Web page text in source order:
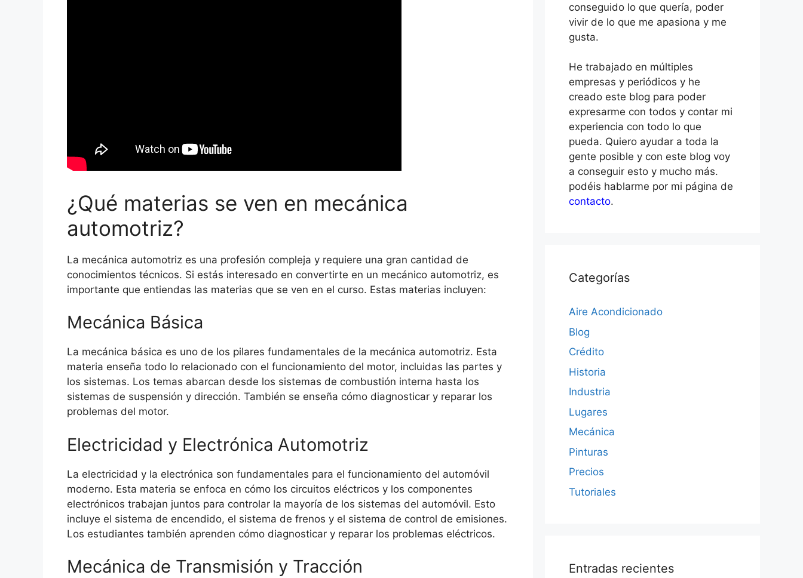
¿Qué materias se ven en mecánica
automotriz?
La mecánica automotriz es una profesión compleja y requiere una gran cantidad de
conocimientos técnicos. Si estás interesado en convertirte en un mecánico automotriz, es
importante que entiendas las materias que se ven en el curso. Estas materias incluyen:
Mecánica Básica
La mecánica básica es uno de los pilares fundamentales de la mecánica automotriz. Esta
materia enseña todo lo relacionado con el funcionamiento del motor, incluidas las partes y
los sistemas. Los temas abarcan desde los sistemas de combustión interna hasta los
sistemas de suspensión y dirección. También se enseña cómo diagnosticar y reparar los
problemas del motor.
Electricidad y Electrónica Automotriz
La electricidad y la electrónica son fundamentales para el funcionamiento del automóvil
moderno. Esta materia se enfoca en cómo los circuitos eléctricos y los componentes
electrónicos trabajan juntos para controlar la mayoría de los sistemas del automóvil. Esto
incluye el sistema de encendido, el sistema de frenos y el sistema de control de emisiones.
Los estudiantes también aprenden cómo diagnosticar y reparar los problemas eléctricos.
Mecánica de Transmisión y Tracción
conseguido lo que quería, poder
vivir de lo que me apasiona y me
gusta.
He trabajado en múltiples
empresas y periódicos y he
creado este blog para poder
expresarme con todos y contar mi
experiencia con todo lo que
pueda. Quiero ayudar a toda la
gente posible y con este blog voy
a conseguir esto y mucho más.
podéis hablarme por mi página de
contacto.
Categorías
Aire Acondicionado
Blog
Crédito
Historia
Industria
Lugares
Mecánica
Pinturas
Precios
Tutoriales
Entradas recientes